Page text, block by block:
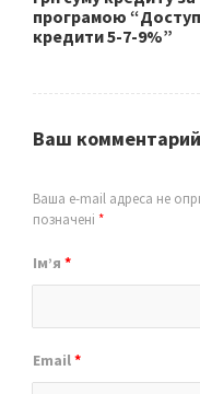
програмою
кредити 5-7-9%”
Ваш комментарий
Ваша e-mail адреса не
позначені *
Ім’я *
Email*